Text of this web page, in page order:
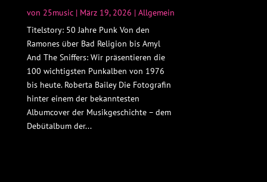
von 25music| März 19, 2026 | Allgemein
Titelstory: 50 Jahre Punk Von den
Ramones über Bad Religion bis Amyl
And The Sniffers: Wir präsentieren die
100 wichtigsten Punkalben von 1976
bis heute. Roberta Bailey Die Fotografin
hinter einem der bekanntesten
Albumcover der Musikgeschichte – dem
Debütalbum der...